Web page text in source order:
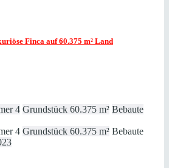
Finca auf 60.375 ​​​​​​​m² Land
4 Grundstück 60.375 m² Bebaute
4 Grundstück 60.375 m² Bebaute